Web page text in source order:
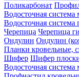
Поликарбонат
Водосточная система
Водосточная система
Черепица Черепица
Ондулин Ондулин
Планки кровельные,
Шифер Шифер
Водосточная система